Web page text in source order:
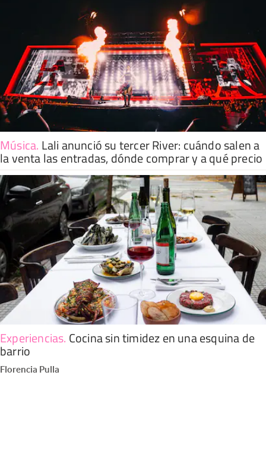
Música. Lali anunció su tercer River: cuándo salen a
la venta las entradas, dónde comprar y a qué precio
Experiencias. Cocina sin timidez en una esquina de
barrio
Florencia Pulla